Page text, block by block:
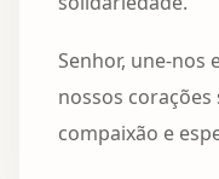
Senhor, une-nos
nossos
compaixão e